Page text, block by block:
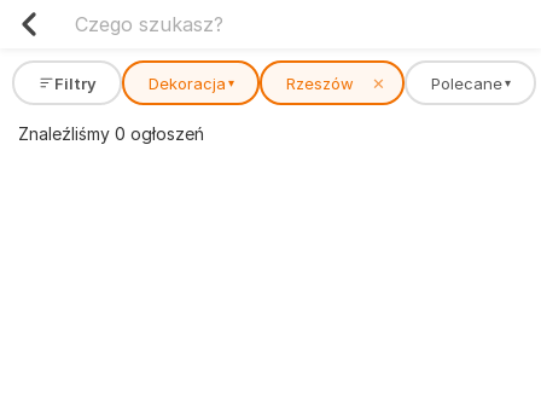
Filtry Dekoracja ▾ Rzeszów ✕ Polecane ▾
Znaleźliśmy 0 ogłoszeń